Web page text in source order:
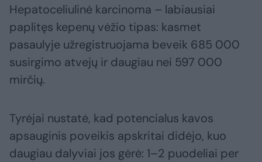
Hepatoceliulinė karcinoma – labiausiai
paplitęs kepenų vėžio tipas: kasmet
pasaulyje užregistruojama beveik 685 000
susirgimo atvejų ir daugiau nei 597 000
mirčių.
Tyrėjai nustatė, kad potencialus kavos
apsauginis poveikis apskritai didėjo, kuo
daugiau dalyviai jos gėrė: 1–2 puodeliai per